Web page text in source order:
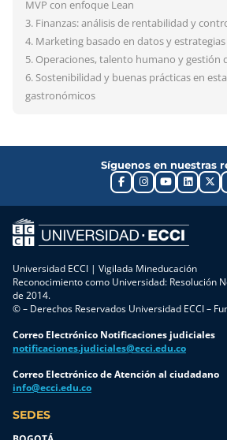
MVP con enfoque Lean
3. Finanzas: análisis de rentabilidad y
4. Marketing basado en datos y
5. Operaciones, talento humano y gestión
6. Sostenibilidad y buenas prácticas en
gastronómicos
Síguenos en nuestras
Universidad ECCI | Vigilada Mineducación
Reconocimiento como Universidad: Resolución
de 2014.
© – Derechos Reservados Universidad ECCI –
Correo Electrónico Notificaciones judiciales
notificaciones.judiciales@ecci.edu.co
Correo Electrónico de Atención al ciudadano
info@ecci.edu.co
SEDES